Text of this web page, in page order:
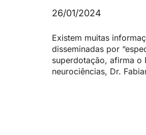
26/01/2024
Existem muitas
disseminadas por
superdotação, afirma o
neurociências, Dr.